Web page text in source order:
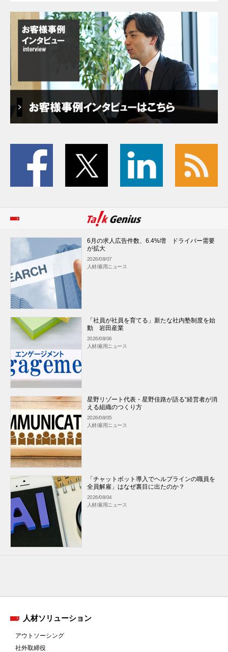
6月の求人広告件数、6.4%増 ドライバー需要
が拡大
2026/08/07
人材/雇用ニュース
「社員が社員を育てる」新たな社内塾制度を始
動 岩田産業
2026/08/06
人材/雇用ニュース
星野リゾート代表・星野佳路が語る“経営者が消
える組織のつくり方
2026/08/05
人材/雇用ニュース
「チャットボット導入でヘルプラインの職員を
全員解雇」はなぜ裏目に出たのか？
2026/08/04
人材/雇用ニュース
人材ソリューション
アウトソーシング
社外取締役